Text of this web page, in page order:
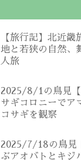
【旅行記】北近
地と若狭の自然、
人旅
2025/8/1の鳥見【
サギコロニーでア
コサギを観察
2025/7/18の鳥見
ぶアオバトとキジ